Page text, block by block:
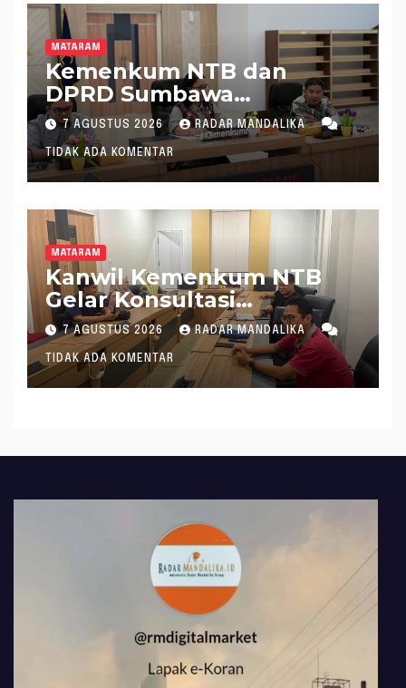
MATARAM
Kemenkum NTB dan
DPRD Sumbawa
Mantapkan Rencana
Pembentukan 8 Raperda
Inisiatif
7 AGUSTUS 2026 RADAR MANDALIKA
TIDAK ADA KOMENTAR
MATARAM
Kanwil Kemenkum NTB
Gelar Konsultasi
Penghitungan Kebutuhan
Formasi JF Perancang
Peraturan Perundang-
undangan
7 AGUSTUS 2026 RADAR MANDALIKA
TIDAK ADA KOMENTAR